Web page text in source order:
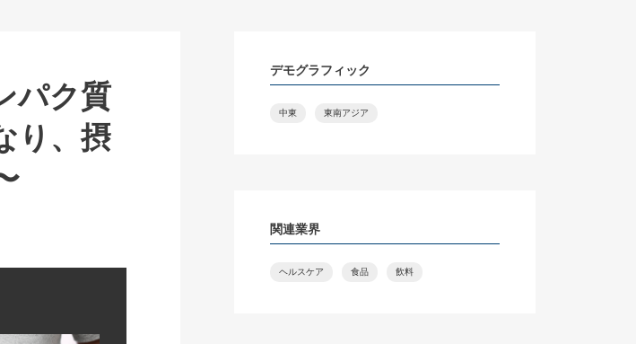
パク質
り、摂
デモグラフィック
中東 東南アジア
関連業界
ヘルスケア 食品 飲料